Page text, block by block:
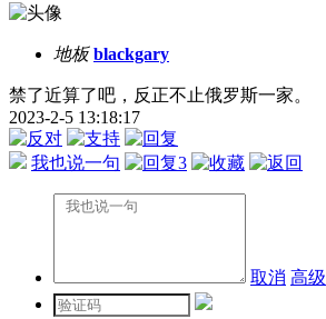
地板 blackgary
禁了近算了吧，反正不止俄罗斯一家。
2023-2-5 13:18:17
我也说一句 3
取消 高级